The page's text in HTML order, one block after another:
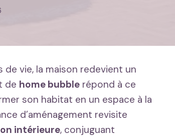
vie, la maison redevient un
de home bubble répond à ce
son habitat en un espace à la
d’aménagement revisite
intérieure, conjuguant